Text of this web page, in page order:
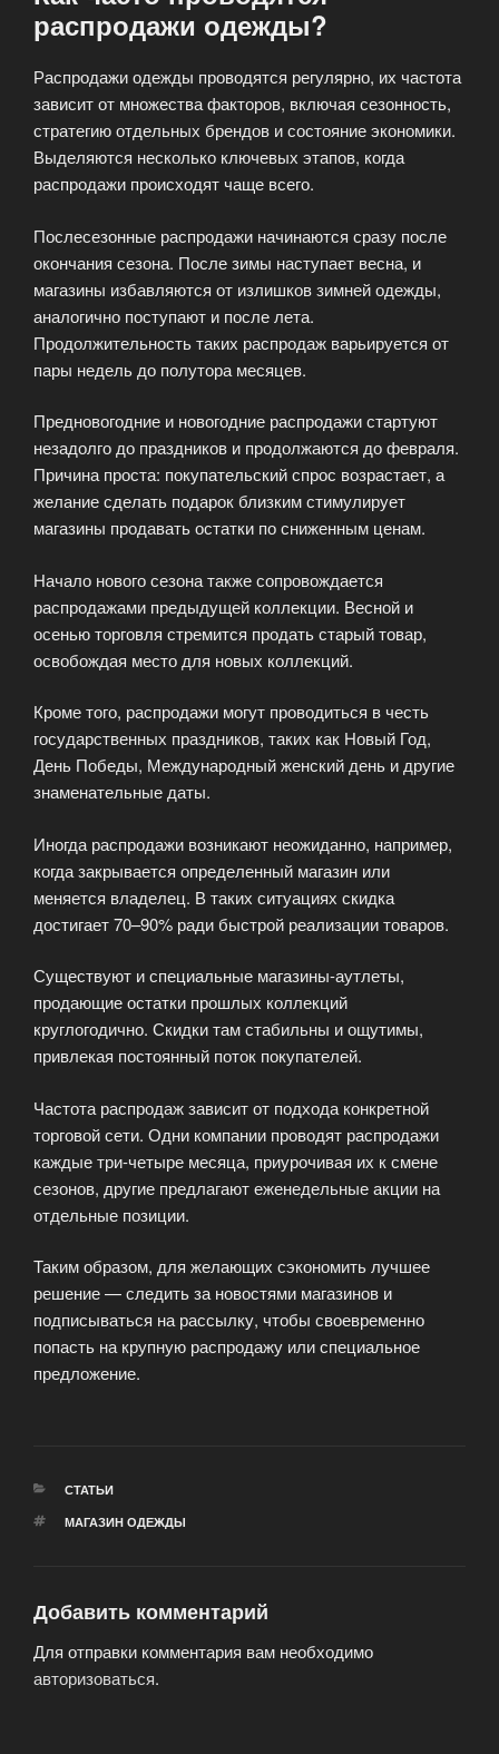
распродажи одежды?
Распродажи одежды проводятся регулярно, их частота
зависит от множества факторов, включая сезонность,
стратегию отдельных брендов и состояние экономики.
Выделяются несколько ключевых этапов, когда
распродажи происходят чаще всего.
Послесезонные распродажи начинаются сразу после
окончания сезона. После зимы наступает весна, и
магазины избавляются от излишков зимней одежды,
аналогично поступают и после лета.
Продолжительность таких распродаж варьируется от
пары недель до полутора месяцев.
Предновогодние и новогодние распродажи стартуют
незадолго до праздников и продолжаются до февраля.
Причина проста: покупательский спрос возрастает, а
желание сделать подарок близким стимулирует
магазины продавать остатки по сниженным ценам.
Начало нового сезона также сопровождается
распродажами предыдущей коллекции. Весной и
осенью торговля стремится продать старый товар,
освобождая место для новых коллекций.
Кроме того, распродажи могут проводиться в честь
государственных праздников, таких как Новый Год,
День Победы, Международный женский день и другие
знаменательные даты.
Иногда распродажи возникают неожиданно, например,
когда закрывается определенный магазин или
меняется владелец. В таких ситуациях скидка
достигает 70–90% ради быстрой реализации товаров.
Существуют и специальные магазины-аутлеты,
продающие остатки прошлых коллекций
круглогодично. Скидки там стабильны и ощутимы,
привлекая постоянный поток покупателей.
Частота распродаж зависит от подхода конкретной
торговой сети. Одни компании проводят распродажи
каждые три-четыре месяца, приурочивая их к смене
сезонов, другие предлагают еженедельные акции на
отдельные позиции.
Таким образом, для желающих сэкономить лучшее
решение — следить за новостями магазинов и
подписываться на рассылку, чтобы своевременно
попасть на крупную распродажу или специальное
предложение.
РУБРИКИ
СТАТЬИ
МЕТКИ
МАГАЗИН ОДЕЖДЫ
Добавить комментарий
Для отправки комментария вам необходимо
авторизоваться.